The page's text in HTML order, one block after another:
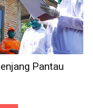
Pantau